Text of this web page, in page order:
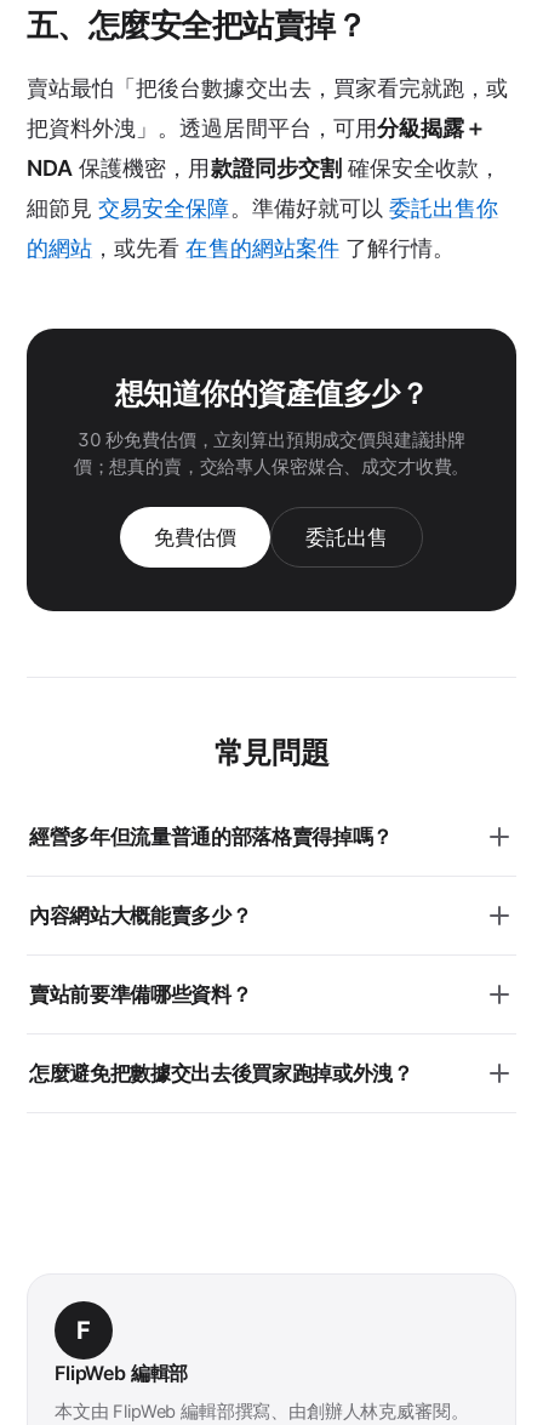
五、怎麼安全把站賣掉？
賣站最怕「把後台數據交出去，買家看完就跑，或
把資料外洩」。透過居間平台，可用分級揭露＋
NDA 保護機密，用款證同步交割 確保安全收款，
細節見交易安全保障。準備好就可以 委託出售你
的網站 ，或先看在售的網站案件了解行情。
想知道你的資產值多少？
30 秒免費估價，立刻算出預期成交價與建議掛牌
價；想真的賣，交給專人保密媒合、成交才收費。
免費估價 委託出售
常見問題
經營多年但流量普通的部落格賣得掉嗎？
內容網站大概能賣多少？
賣站前要準備哪些資料？
怎麼避免把數據交出去後買家跑掉或外洩？
F
FlipWeb 編輯部
本文由 FlipWeb 編輯部撰寫、由創辦人林克威審閱。